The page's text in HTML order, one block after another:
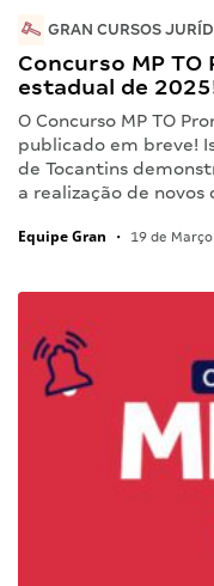
GRAN CURSOS
Concurso MP
estadual de
O Concurso MP TO
publicado em breve!
de Tocantins
a realização de
Equipe Gran • 19 de